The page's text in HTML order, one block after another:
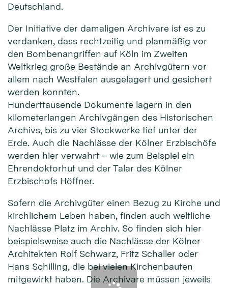
Deutschland.
Der Initiative der damaligen Archivare ist es zu
verdanken, dass rechtzeitig und planmäßig vor
den Bombenangriffen auf Köln im Zweiten
Weltkrieg große Bestände an Archivgütern vor
allem nach Westfalen ausgelagert und gesichert
werden konnten.
Hunderttausende Dokumente lagern in den
kilometerlangen Archivgängen des Historischen
Archivs, bis zu vier Stockwerke tief unter der
Erde. Auch die Nachlässe der Kölner Erzbischöfe
werden hier verwahrt – wie zum Beispiel ein
Ehrendoktorhut und der Talar des Kölner
Erzbischofs Höffner.
Sofern die Archivgüter einen Bezug zu Kirche und
kirchlichem Leben haben, finden auch weltliche
Nachlässe Platz im Archiv. So finden sich hier
beispielsweise auch die Nachlässe der Kölner
Architekten Rolf Schwarz, Fritz Schaller oder
Hans Schilling, die bei vielen Kirchenbauten
mitgewirkt haben. Die Archivare müssen jeweils